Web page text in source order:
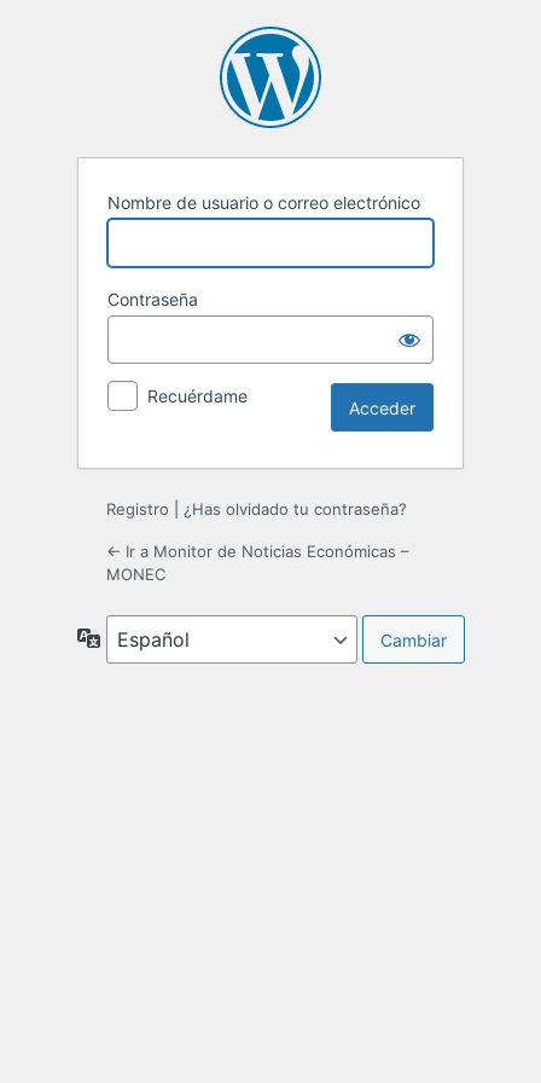
Nombre de usuario o correo electrónico
Contraseña
Recuérdame
Registro ¿Has olvidado tu contraseña?
← Ir a Monitor de Noticias Económicas –
MONEC
Idioma